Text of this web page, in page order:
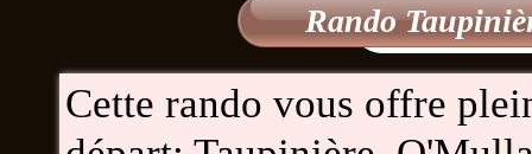
Rando
Cette rando vous offre